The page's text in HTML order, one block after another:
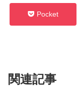
Pocket
関連記事